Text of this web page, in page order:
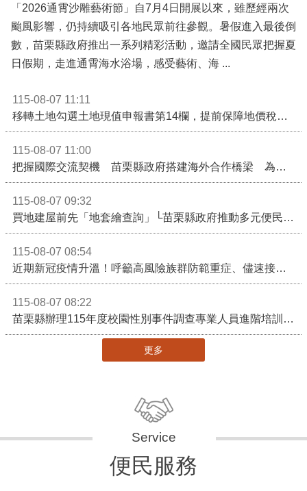
「2026通霄沙雕藝術節」自7月4日開展以來，雖歷經兩次
颱風影響，仍持續吸引各地民眾前往參觀。暑假進入最後倒
數，苗栗縣政府推出一系列精彩活動，邀請全國民眾把握夏
115-08-07 11:11
115-08-07 11:00
115-08-07 09:32
115-08-07 08:54
115-08-07 08:22
更多
便民服務